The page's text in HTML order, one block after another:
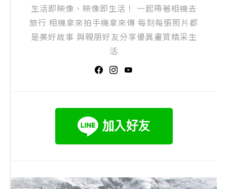
生活即映像、映像即生活！ 一起帶著相機去
旅行 相機拿來拍手機拿來傳 每刻每張照片都
是美好故事 與親朋好友分享優異畫質精采生
活